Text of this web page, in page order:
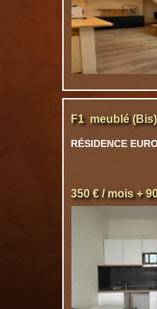
F1 meublé
RÉSIDENCE
350 € / mois +